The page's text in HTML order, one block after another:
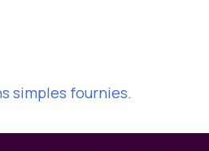
simples fournies.